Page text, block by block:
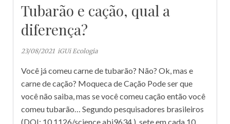
Tubarão e cação, qual a
diferença?
23/08/2021 iGUi Ecologia
Você já comeu carne de tubarão? Não? Ok, mas e
carne de cação? Moqueca de Cação Pode ser que
você não saiba, mas se você comeu cação então você
comeu tubarão… Segundo pesquisadores brasileiros
(DOI: 10.1126/science.abj9634 ), sete em cada 10